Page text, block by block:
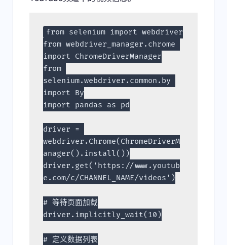
from selenium import webdriver
from webdriver_manager.chrome
import ChromeDriverManager
from
selenium.webdriver.common.by
import By
import pandas as pd
driver =
webdriver.Chrome(ChromeDriverM
anager().install())
driver.get('https://www.youtub
e.com/c/CHANNEL_NAME/videos')
# 等待页面加载
driver.implicitly_wait(10)
# 定义数据列表